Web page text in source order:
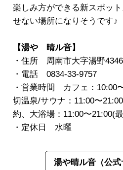
楽しみ方ができる新スポッ
せない場所になりそうです♪
【湯や 晴ル音】
・住所 周南市大字湯野
・電話 0834-33-9757
・営業時間 カフェ：10:00
切温泉/サウナ：11:00〜
約、大浴場：11:00〜21:00(
・定休日 水曜
湯や晴ル音（公式